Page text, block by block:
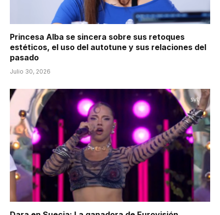
Princesa Alba se sincera sobre sus retoques
estéticos, el uso del autotune y sus relaciones del
pasado
Julio 30, 2026